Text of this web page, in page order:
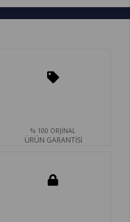
% 100 ORJİNAL
ÜRÜN GARANTİSİ